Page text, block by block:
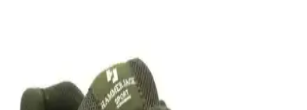
L.A Polo 039 Siyah Erkek Günlük Spor Ayakkabısı
Şıklık ve Konfor Sunar